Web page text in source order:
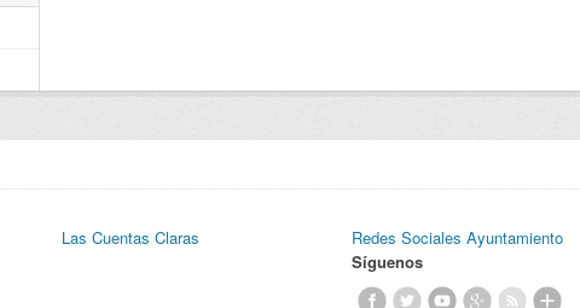
Las Cuentas Claras
Redes Sociales Ayuntamiento
Síguenos